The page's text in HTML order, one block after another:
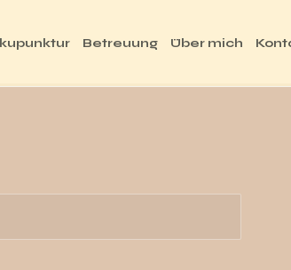
Betreuung Über mich